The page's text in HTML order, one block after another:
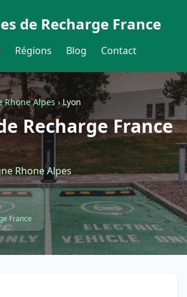
de Recharge France
Régions Blog Contact
Rhone Alpes›Lyon
Recharge France
Rhone Alpes
France